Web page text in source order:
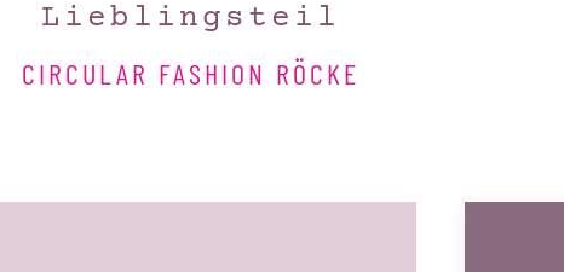
Lieblingsteil
CIRCULAR FASHION RÖCKE